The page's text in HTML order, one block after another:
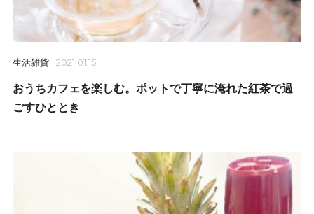
生活雑貨 2021.01.15
おうちカフェを楽しむ。ポットで丁寧に淹れた紅茶で過
ごすひととき